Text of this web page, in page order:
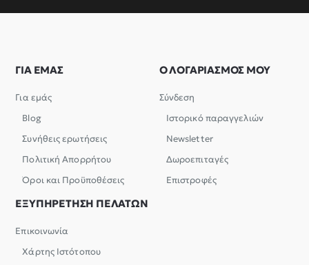
ΓΙΑ ΕΜΑΣ
Για εμάς
Blog
Συνήθεις ερωτήσεις
Πολιτική Απορρήτου
Όροι και Προϋποθέσεις
Ο ΛΟΓΑΡΙΑΣΜΟΣ ΜΟΥ
Σύνδεση
Ιστορικό παραγγελιών
Newsletter
Δωροεπιταγές
Επιστροφές
ΕΞΥΠΗΡΕΤΗΣΗ ΠΕΛΑΤΩΝ
Επικοινωνία
Χάρτης Ιστότοπου